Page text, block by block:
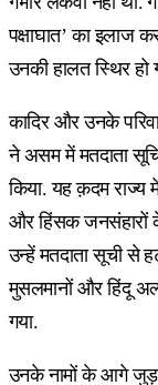
पक्षाघात’ का इलाज
उनकी हालत स्थिर
कादिर और उनके
ने असम में मतदाता
किया. यह क़दम राज्य
और हिंसक जनसंहारों के
उन्हें मतदाता सूची से
मुसलमानों और हिंदू
गया.
उनके नामों के आगे जुड़ा